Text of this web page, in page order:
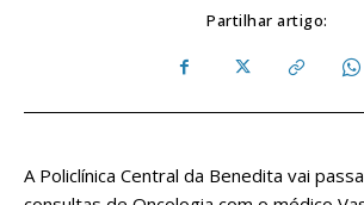
Partilhar artigo:
A Policlínica Central da Benedita vai